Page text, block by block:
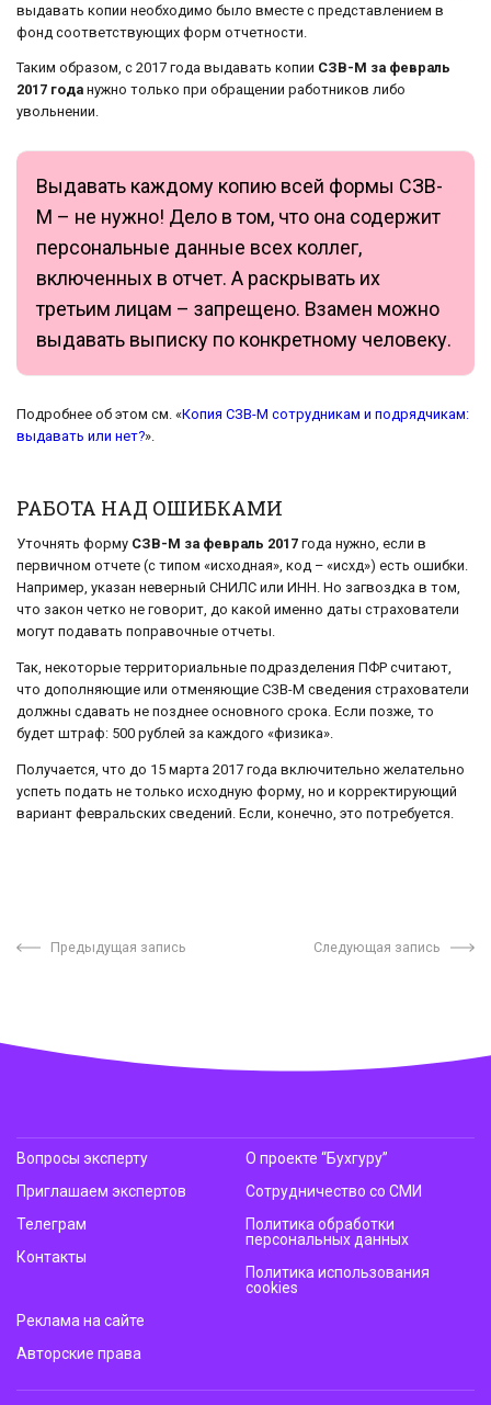
выдавать копии необходимо было вместе с представлением в
фонд соответствующих форм отчетности.
Таким образом, с 2017 года выдавать копии СЗВ-М за февраль
2017 года нужно только при обращении работников либо
увольнении.
Выдавать каждому копию всей формы СЗВ-
М – не нужно! Дело в том, что она содержит
персональные данные всех коллег,
включенных в отчет. А раскрывать их
третьим лицам – запрещено. Взамен можно
выдавать выписку по конкретному человеку.
Подробнее об этом см. «Копия СЗВ-М сотрудникам и подрядчикам:
выдавать или нет?».
РАБОТА НАД ОШИБКАМИ
Уточнять форму СЗВ-М за февраль 2017 года нужно, если в
первичном отчете (с типом «исходная», код – «исхд») есть ошибки.
Например, указан неверный СНИЛС или ИНН. Но загвоздка в том,
что закон четко не говорит, до какой именно даты страхователи
могут подавать поправочные отчеты.
Так, некоторые территориальные подразделения ПФР считают,
что дополняющие или отменяющие СЗВ-М сведения страхователи
должны сдавать не позднее основного срока. Если позже, то
будет штраф: 500 рублей за каждого «физика».
Получается, что до 15 марта 2017 года включительно желательно
успеть подать не только исходную форму, но и корректирующий
вариант февральских сведений. Если, конечно, это потребуется.
Предыдущая запись Следующая запись
Вопросы эксперту
Приглашаем экспертов
Телеграм
Контакты
О проекте “Бухгуру”
Сотрудничество со СМИ
Политика обработки
персональных данных
Политика использования
cookies
Реклама на сайте
Авторские права